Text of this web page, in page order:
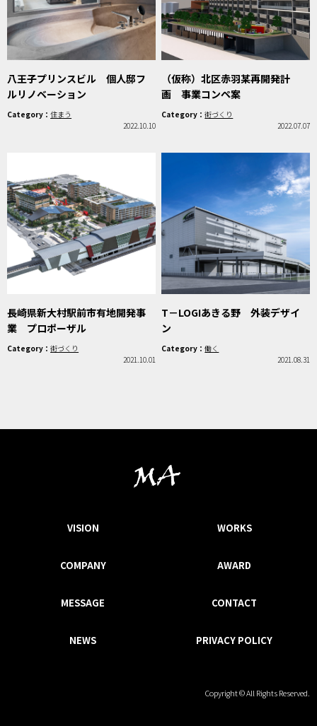
八王子プリンスビル 個人邸フ
ルリノベーション
Category：住まう
2022.10.10
（仮称）北区赤羽某再開発計
画 事業コンペ案
Category：街づくり
2022.07.07
長崎県新大村駅前市有地開発事
業 プロポーザル
Category：街づくり
2021.10.01
T－LOGIあきる野 外装デザイ
ン
Category：働く
2021.08.31
VISION WORKS
COMPANY AWARD
MESSAGE CONTACT
NEWS PRIVACY POLICY
Copyright © All Rights Reserved.